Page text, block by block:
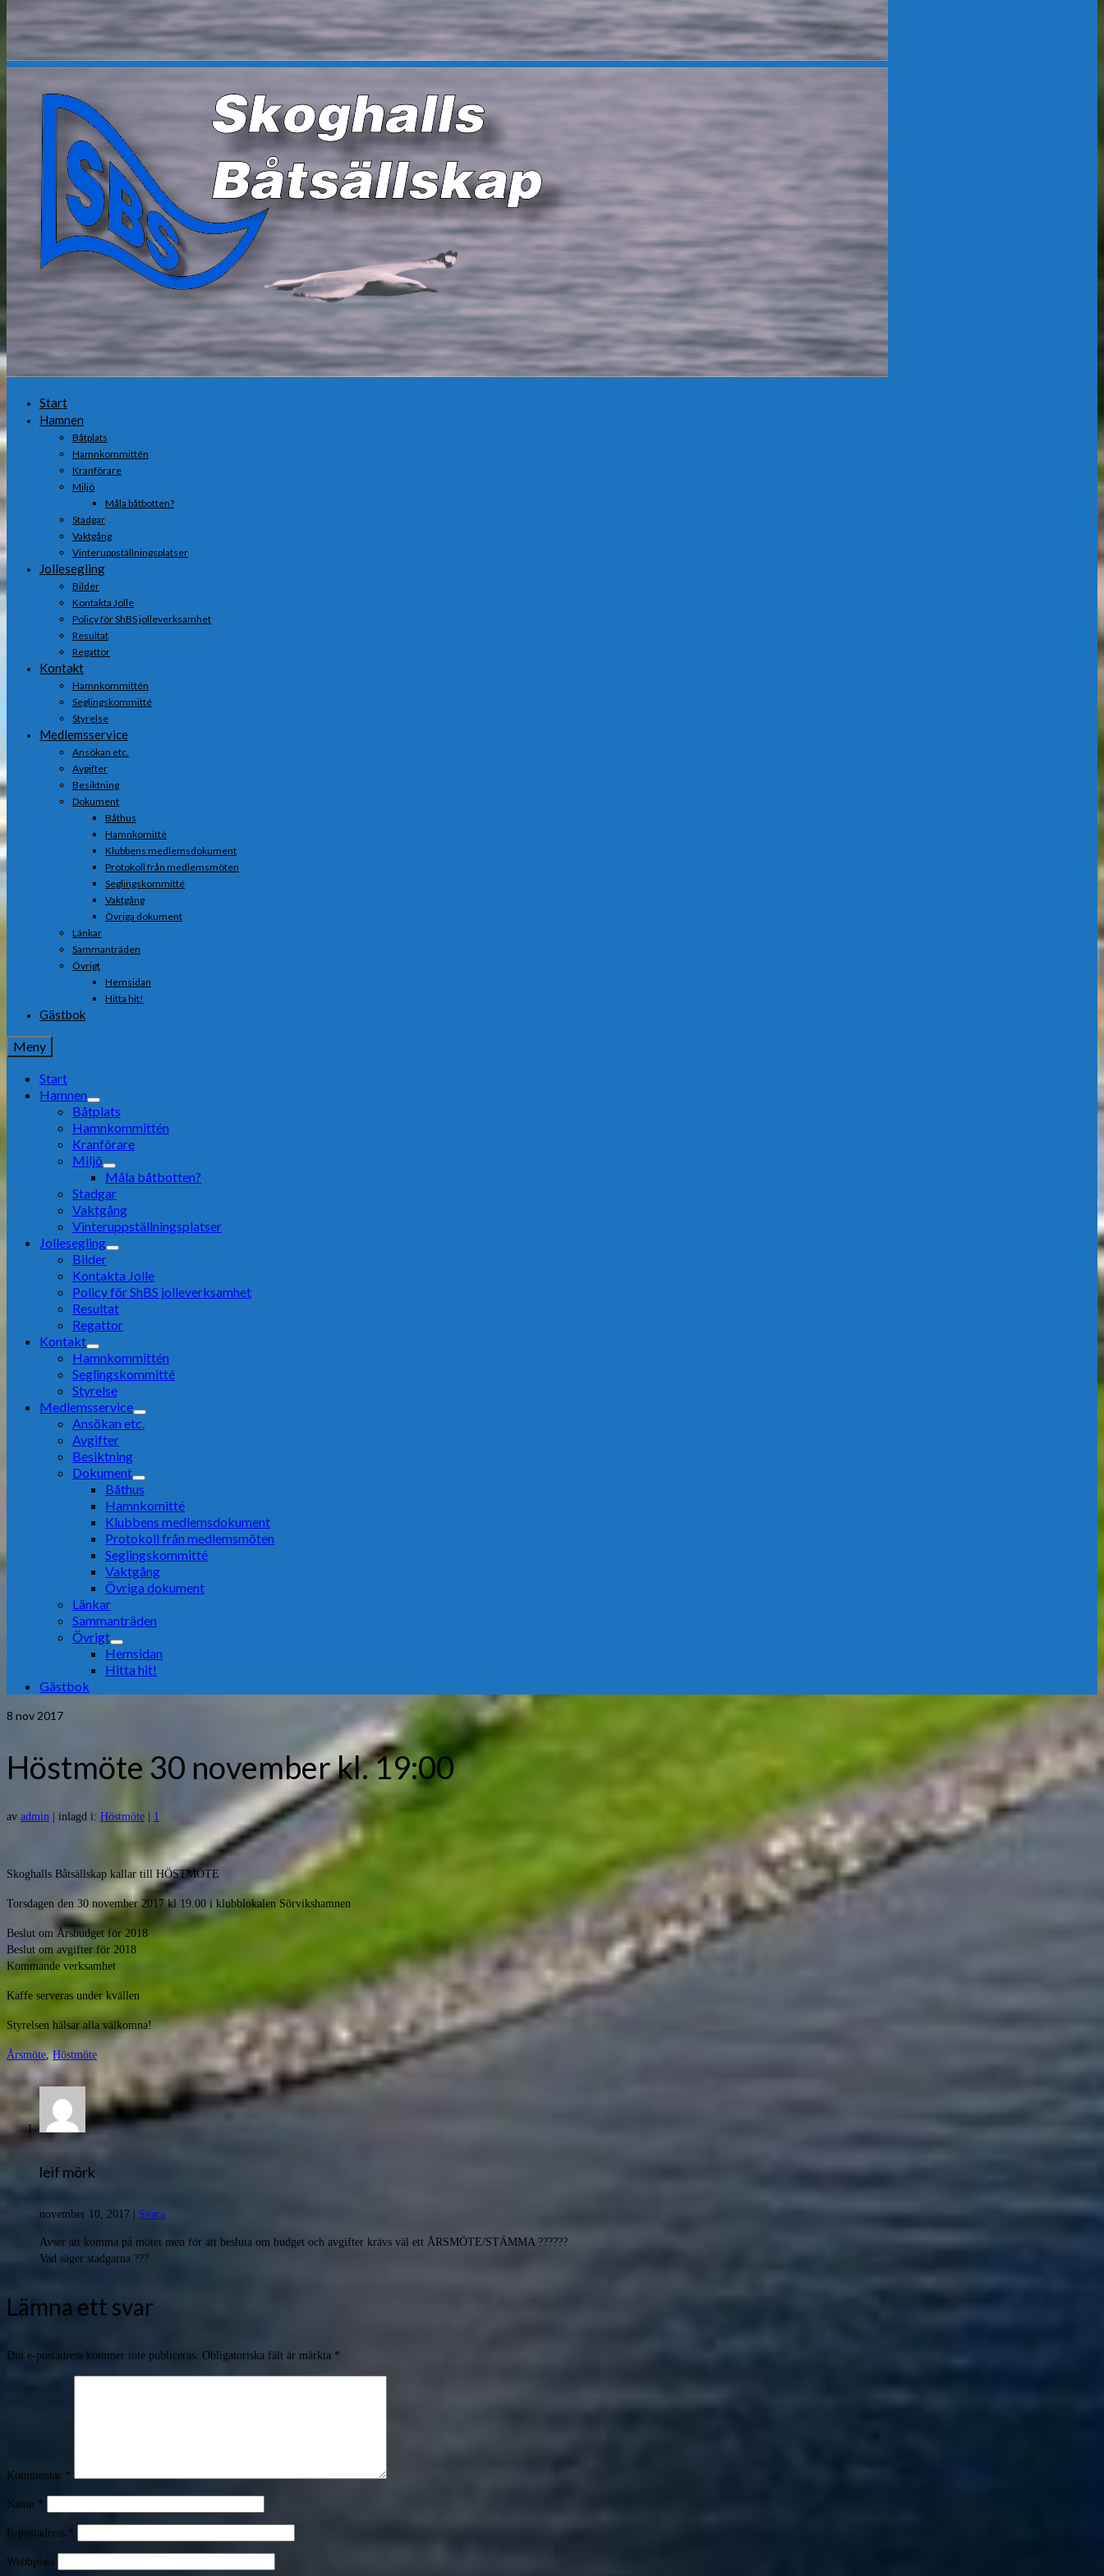
Start
Hamnen
Båtplats
Hamnkommittén
Kranförare
Miljö
Måla båtbotten?
Stadgar
Vaktgång
Vinteruppställningsplatser
Jollesegling
Bilder
Kontakta Jolle
Policy för ShBS jolleverksamhet
Resultat
Regattor
Kontakt
Hamnkommittén
Seglingskommitté
Styrelse
Medlemsservice
Ansökan etc.
Avgifter
Besiktning
Dokument
Båthus
Hamnkomitté
Klubbens medlemsdokument
Protokoll från medlemsmöten
Seglingskommitté
Vaktgång
Övriga dokument
Länkar
Sammanträden
Övrigt
Hemsidan
Hitta hit!
Gästbok
Meny
Start
Hamnen
Båtplats
Hamnkommittén
Kranförare
Miljö
Måla båtbotten?
Stadgar
Vaktgång
Vinteruppställningsplatser
Jollesegling
Bilder
Kontakta Jolle
Policy för ShBS jolleverksamhet
Resultat
Regattor
Kontakt
Hamnkommittén
Seglingskommitté
Styrelse
Medlemsservice
Ansökan etc.
Avgifter
Besiktning
Dokument
Båthus
Hamnkomitté
Klubbens medlemsdokument
Protokoll från medlemsmöten
Seglingskommitté
Vaktgång
Övriga dokument
Länkar
Sammanträden
Övrigt
Hemsidan
Hitta hit!
Gästbok
8 nov 2017
Höstmöte 30 november kl. 19:00
av admin inlagd i: Höstmöte 1
Skoghalls Båtsällskap kallar till HÖSTMÖTE
Torsdagen den 30 november 2017 kl 19.00 i klubblokalen Sörvikshamnen
Beslut om Årsbudget för 2018
Beslut om avgifter för 2018
Kommande verksamhet
Kaffe serveras under kvällen
Styrelsen hälsar alla välkomna!
Årsmöte,Höstmöte
leif mörk
november 10, 2017 Svara
Avser att komma på mötet men för att besluta om budget och avgifter krävs väl ett ÅRSMÖTE/STÄMMA ??????
Vad säger stadgarna ???
Lämna ett svar
Din e-postadress kommer inte publiceras. Obligatoriska fält är märkta *
Kommentar *
Namn *
E-postadress *
Webbplats